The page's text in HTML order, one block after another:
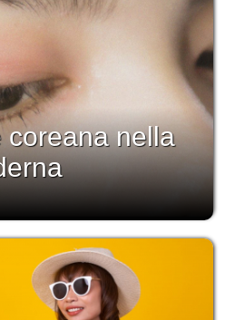
coreana nella